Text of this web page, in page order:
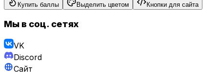
Купить баллы Выделить цветом Кнопки для сайта
Мы в соц. сетях
VK
Discord
Сайт